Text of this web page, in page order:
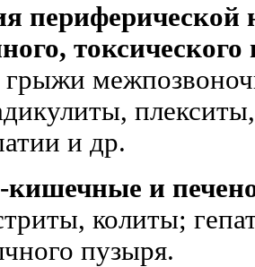
периферической
токсического
грыжи
и др.
и
колиты;
пузыря.